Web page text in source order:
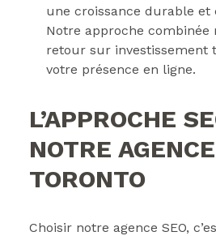
une croissance durable et
Notre approche combinée
retour sur investissement
votre présence en ligne.
L’APPROCHE
NOTRE
TORONTO
Choisir notre agence SEO,